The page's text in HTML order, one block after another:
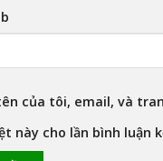
của tôi, email, và
này cho lần bình luận